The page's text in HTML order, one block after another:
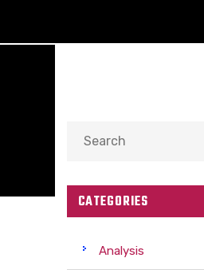
CATEGORIES
Analysis